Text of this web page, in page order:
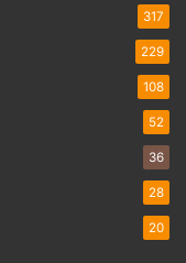
317
229
108
52
36
28
20